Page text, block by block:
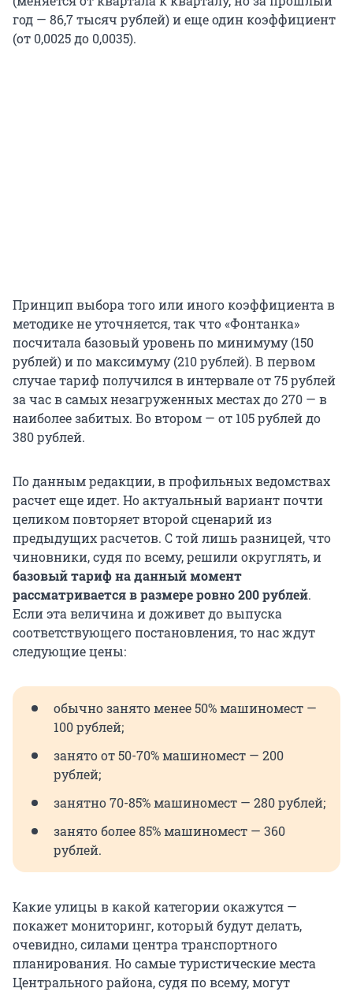
год — 86,7 тысяч рублей) и еще один коэффициент
(от 0,0025 до 0,0035).
Принцип выбора того или иного коэффициента в
методике не уточняется, так что «Фонтанка»
посчитала базовый уровень по минимуму (150
рублей) и по максимуму (210 рублей). В первом
случае тариф получился в интервале от 75 рублей
за час в самых незагруженных местах до 270 — в
наиболее забитых. Во втором — от 105 рублей до
380 рублей.
По данным редакции, в профильных ведомствах
расчет еще идет. Но актуальный вариант почти
целиком повторяет второй сценарий из
предыдущих расчетов. С той лишь разницей, что
чиновники, судя по всему, решили округлять, и
базовый тариф на данный момент
рассматривается в размере ровно 200 рублей.
Если эта величина и доживет до выпуска
соответствующего постановления, то нас ждут
следующие цены:
обычно занято менее 50% машиномест —
100 рублей;
занято от 50-70% машиномест — 200
рублей;
занятно 70-85% машиномест — 280 рублей;
занято более 85% машиномест — 360
рублей.
Какие улицы в какой категории окажутся —
покажет мониторинг, который будут делать,
очевидно, силами центра транспортного
планирования. Но самые туристические места
Центрального района, судя по всему, могут